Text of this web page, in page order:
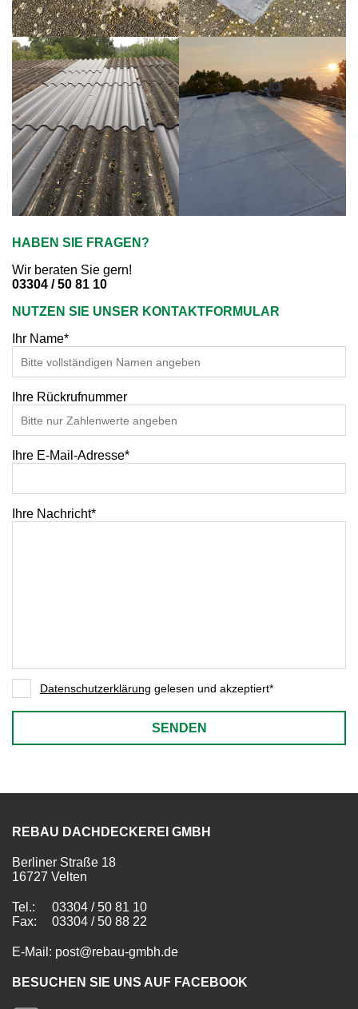
HABEN SIE FRAGEN?
Wir beraten Sie gern!
03304 / 50 81 10
NUTZEN SIE UNSER KONTAKTFORMULAR
Ihr Name*
Ihre Rückrufnummer
Ihre E-Mail-Adresse*
Ihre Nachricht*
Datenschutzerklärung gelesen und akzeptiert*
SENDEN
REBAU DACHDECKEREI GMBH
Berliner Straße 18
16727 Velten
Tel.:
03304 / 50 81 10
Fax:
03304 / 50 88 22
E-Mail: post@rebau-gmbh.de
BESUCHEN SIE UNS AUF FACEBOOK